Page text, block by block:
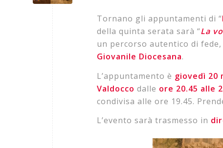
Tornano gli appuntamenti di “
della quinta serata sarà “La
un percorso autentico di
Giovanile Diocesana.
L’appuntamento è giovedì 20
Valdocco dalle ore 20.45 alle
condivisa alle ore 19.45.
L’evento sarà trasmesso in